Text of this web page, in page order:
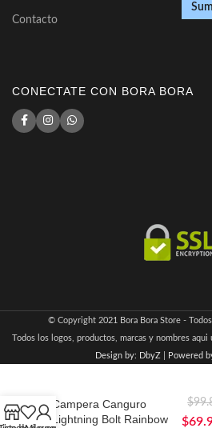
Contacto
CONECTATE CON BORA BORA
© Copyright 2021 Bora Bora Store -
Todos los logos, productos, marcas y nombres aqui
Design by: DbyZ| Powered
Campera Canguro
Lightning Bolt Rainbow
$
$